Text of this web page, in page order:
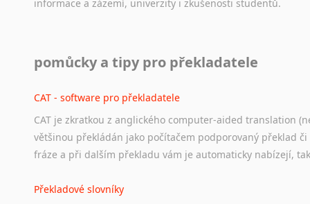
informace a zázemí, univerzity i zkušenosti studentů.
Odkazy poskytující cenné informace nekomerčního
Studium v Austrálii
Soubor odkazů užitečných všem, kteří uvažují o studiu v
a zázemí, australské univerzity a samozřejmě i osobní
Práce v Austrálii
pomůcky a tipy pro překladatele
CAT - software pro překladatele
CAT je zkratkou z anglického computer-aided translation
většinou překládán jako počítačem podporovaný překlad
fráze a při dalším překladu vám je automaticky nabízejí,
Překladové slovníky